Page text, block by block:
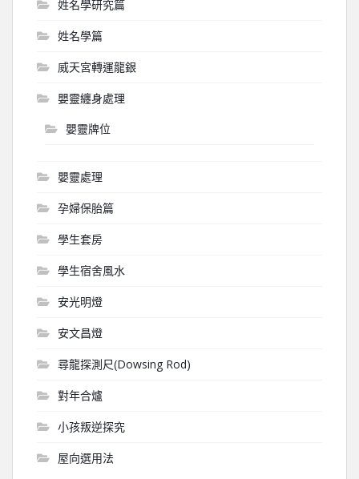
姓名學研究篇
姓名學篇
威天宮轉運龍銀
嬰靈纏身處理
嬰靈牌位
嬰靈處理
孕婦保胎篇
學生套房
學生宿舍風水
安光明燈
安文昌燈
尋龍探測尺(Dowsing Rod)
對年合爐
小孩叛逆探究
屋向選用法